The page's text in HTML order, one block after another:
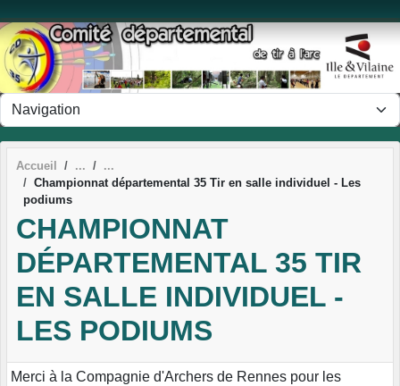
Accueil
Championnat départemental 35 Tir en salle individuel - Les
podiums
CHAMPIONNAT
DÉPARTEMENTAL 35 TIR
EN SALLE INDIVIDUEL -
LES PODIUMS
Merci à la Compagnie d'Archers de Rennes pour les